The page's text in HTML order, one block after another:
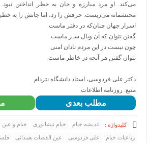
می‌کند. او مرد مبارزه و جان به خطر انداختن
محتشمانه می‌زیست. حرفش را زد، اما جانش را به خطر
اسرار جهان چنان‌که در دفتر ماست
گفتن نتوان که آن وبال سـر ماست
چون نیست در این مردم نادان امنی
نتوان گفتن هر آنچه در خاطر ماست
دکتر علی فردوسی، استاد دانشگاه نتردام
منبع: روزنامه اطلاعات
مطلب بعدی
کلیدواژه : اندیشه خیام خیام نیشابوری خیام و
رباعیات خیام علی فردوسی عین القضات همدانی